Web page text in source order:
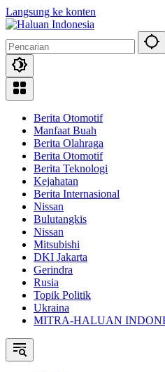
Langsung ke konten
Berita Otomotif
Manfaat Buah
Berita Olahraga
Berita Otomotif
Berita Teknologi
Kejahatan
Berita Internasional
Nissan
Bulutangkis
Nissan
Mitsubishi
DKI Jakarta
Gerindra
Rusia
Topik Politik
Ukraina
MITRA-HALUAN